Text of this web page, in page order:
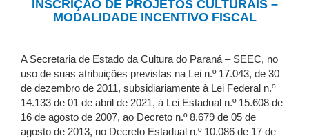
INSCRIÇÃO DE PROJETOS CULTURAIS –
MODALIDADE INCENTIVO FISCAL
A Secretaria de Estado da Cultura do Paraná – SEEC, no
uso de suas atribuições previstas na Lei n.º 17.043, de 30
de dezembro de 2011, subsidiariamente à Lei Federal n.º
14.133 de 01 de abril de 2021, à Lei Estadual n.º 15.608 de
16 de agosto de 2007, ao Decreto n.º 8.679 de 05 de
agosto de 2013, no Decreto Estadual n.º 10.086 de 17 de